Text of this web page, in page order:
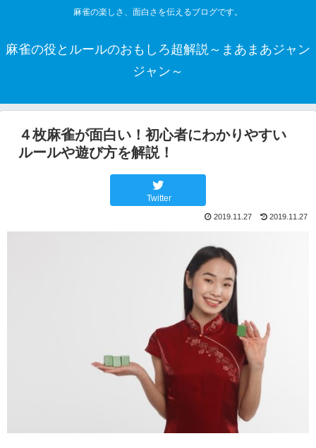
麻雀の楽しさ、面白さを伝えるブログです。
麻雀の役とルールのおもしろ超解説～まあまあジャン
ジャン～
４枚麻雀が面白い！初心者にわかりやすい
ルールや遊び方を解説！
Twitter
2019.11.27 2019.11.27